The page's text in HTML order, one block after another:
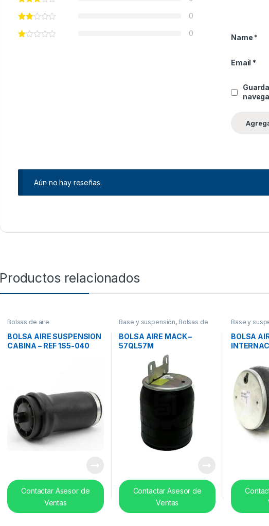
0
0
Name *
Email *
Aún no hay reseñas.
Productos relacionados
Bolsas de aire
BOLSA AIRE SUSPENSION
CABINA – REF 1S5-040
Contactar Asesor de
Ventas
Base y suspensión, Bolsas de
BOLSA AIRE MACK –
57QL57M
Contactar Asesor de
Ventas
Base y
BOLSA